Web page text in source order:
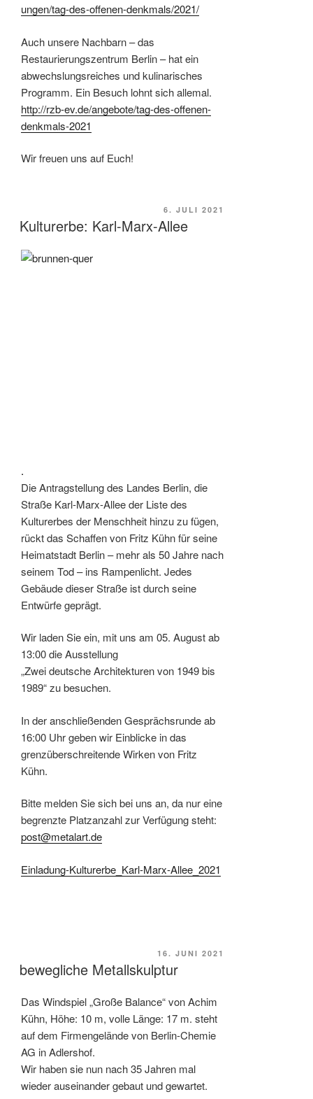
ungen/tag-des-offenen-denkmals/2021/
Auch unsere Nachbarn – das
Restaurierungszentrum Berlin – hat ein
abwechslungsreiches und kulinarisches
Programm. Ein Besuch lohnt sich allemal.
http://rzb-ev.de/angebote/tag-des-offenen-
denkmals-2021
Wir freuen uns auf Euch!
AM
6. JULI 2021
Kulturerbe: Karl-Marx-Allee
.
Die Antragstellung des Landes Berlin, die
Straße Karl-Marx-Allee der Liste des
Kulturerbes der Menschheit hinzu zu fügen,
rückt das Schaffen von Fritz Kühn für seine
Heimatstadt Berlin – mehr als 50 Jahre nach
seinem Tod – ins Rampenlicht. Jedes
Gebäude dieser Straße ist durch seine
Entwürfe geprägt.
Wir laden Sie ein, mit uns am 05. August ab
13:00 die Ausstellung
„Zwei deutsche Architekturen von 1949 bis
1989“ zu besuchen.
In der anschließenden Gesprächsrunde ab
16:00 Uhr geben wir Einblicke in das
grenzüberschreitende Wirken von Fritz
Kühn.
Bitte melden Sie sich bei uns an, da nur eine
begrenzte Platzanzahl zur Verfügung steht:
post@metalart.de
Einladung-Kulturerbe_Karl-Marx-Allee_2021
AM
16. JUNI 2021
bewegliche Metallskulptur
Das Windspiel „Große Balance“ von Achim
Kühn, Höhe: 10 m, volle Länge: 17 m. steht
auf dem Firmengelände von Berlin-Chemie
AG in Adlershof.
Wir haben sie nun nach 35 Jahren mal
wieder auseinander gebaut und gewartet.